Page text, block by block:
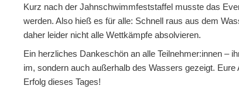
Kurz nach der Jahnschwimmfeststaffel musste das
werden. Also hieß es für alle: Schnell raus aus dem
daher leider nicht alle Wettkämpfe absolvieren.
Ein herzliches Dankeschön an alle Teilnehmer:innen –
im, sondern auch außerhalb des Wassers gezeigt.
Erfolg dieses Tages!